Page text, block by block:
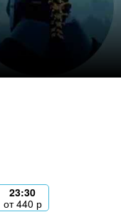
23:30
от440 р